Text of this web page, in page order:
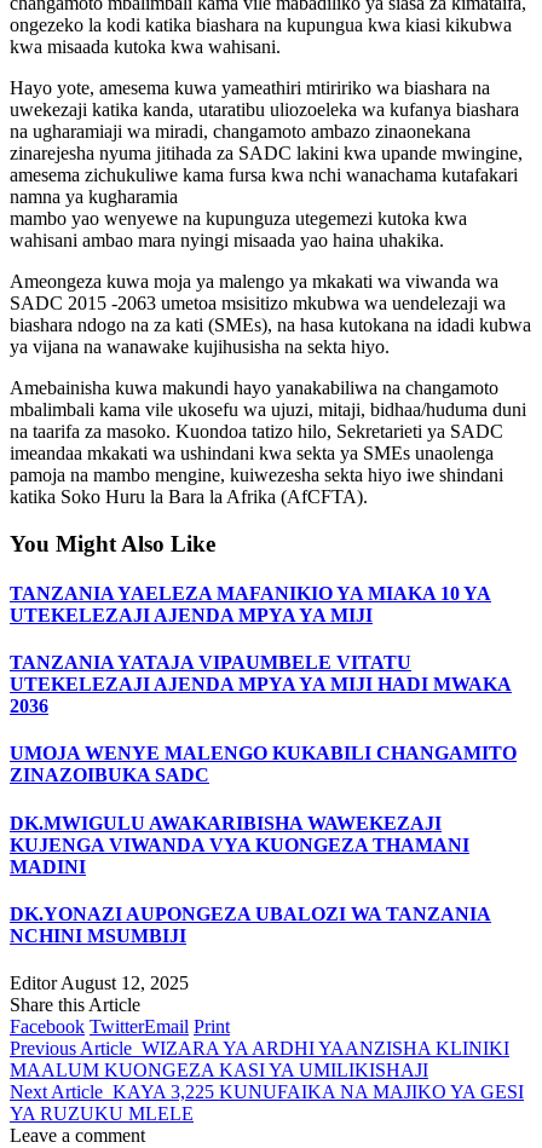
ongezeko la kodi katika biashara na kupungua kwa kiasi kikubwa
kwa misaada kutoka kwa wahisani.
Hayo yote, amesema kuwa yameathiri mtiririko wa biashara na
uwekezaji katika kanda, utaratibu uliozoeleka wa kufanya biashara
na ugharamiaji wa miradi, changamoto ambazo zinaonekana
zinarejesha nyuma jitihada za SADC lakini kwa upande mwingine,
amesema zichukuliwe kama fursa kwa nchi wanachama kutafakari
namna ya kugharamia
mambo yao wenyewe na kupunguza utegemezi kutoka kwa
wahisani ambao mara nyingi misaada yao haina uhakika.
Ameongeza kuwa moja ya malengo ya mkakati wa viwanda wa
SADC 2015 -2063 umetoa msisitizo mkubwa wa uendelezaji wa
biashara ndogo na za kati (SMEs), na hasa kutokana na idadi kubwa
ya vijana na wanawake kujihusisha na sekta hiyo.
Amebainisha kuwa makundi hayo yanakabiliwa na changamoto
mbalimbali kama vile ukosefu wa ujuzi, mitaji, bidhaa/huduma duni
na taarifa za masoko. Kuondoa tatizo hilo, Sekretarieti ya SADC
imeandaa mkakati wa ushindani kwa sekta ya SMEs unaolenga
pamoja na mambo mengine, kuiwezesha sekta hiyo iwe shindani
katika Soko Huru la Bara la Afrika (AfCFTA).
You Might Also Like
TANZANIA YAELEZA MAFANIKIO YA MIAKA 10 YA
UTEKELEZAJI AJENDA MPYA YA MIJI
TANZANIA YATAJA VIPAUMBELE VITATU
UTEKELEZAJI AJENDA MPYA YA MIJI HADI MWAKA
2036
UMOJA WENYE MALENGO KUKABILI CHANGAMITO
ZINAZOIBUKA SADC
DK.MWIGULU AWAKARIBISHA WAWEKEZAJI
KUJENGA VIWANDA VYA KUONGEZA THAMANI
MADINI
DK.YONAZI AUPONGEZA UBALOZI WA TANZANIA
NCHINI MSUMBIJI
Editor August 12, 2025
Share this Article
Facebook TwitterEmail Print
Previous Article WIZARA YA ARDHI YAANZISHA KLINIKI
MAALUM KUONGEZA KASI YA UMILIKISHAJI
Next Article KAYA 3,225 KUNUFAIKA NA MAJIKO YA GESI
YA RUZUKU MLELE
Leave a comment